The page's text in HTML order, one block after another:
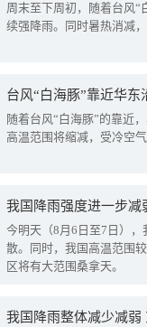
周末至下周初，随着台风“
续强降雨。同时暑热消减
台风“白海豚”靠近华
随着台风“白海豚”的靠近
高温范围将缩减，受冷空
今明天（8月6日至7日）
散。同时，我国高温范围
区将有大范围桑拿天。
我国降雨整体减少减弱